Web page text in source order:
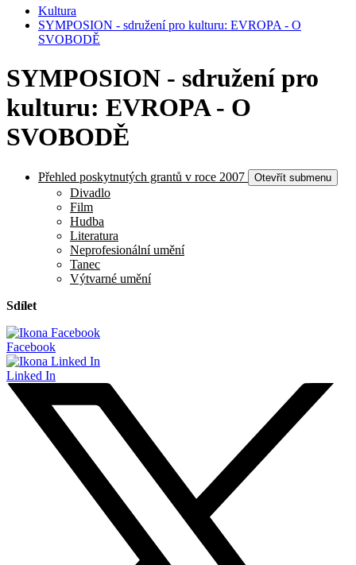
Kultura
SYMPOSION - sdružení pro kulturu: EVROPA - O
SVOBODĚ
SYMPOSION - sdružení pro
kulturu: EVROPA - O
SVOBODĚ
Přehled poskytnutých grantů v roce 2007 Otevřít submenu
Divadlo
Film
Hudba
Literatura
Neprofesionální umění
Tanec
Výtvarné umění
Sdílet
Facebook
Linked In